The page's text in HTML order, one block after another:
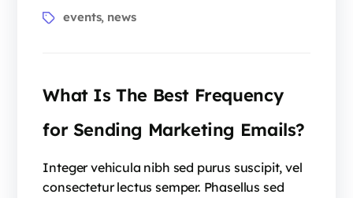
Tagsevents, news
What Is The Best Frequency
for Sending Marketing Emails?
Integer vehicula nibh sed purus suscipit, vel
consectetur lectus semper. Phasellus sed